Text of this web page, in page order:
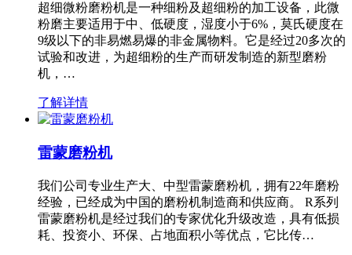
超细微粉磨粉机是一种细粉及超细粉的加工设备，此微
粉磨主要适用于中、低硬度，湿度小于6%，莫氏硬度在
9级以下的非易燃易爆的非金属物料。它是经过20多次的
试验和改进，为超细粉的生产而研发制造的新型磨粉
机，…
了解详情
雷蒙磨粉机
我们公司专业生产大、中型雷蒙磨粉机，拥有22年磨粉
经验，已经成为中国的磨粉机制造商和供应商。 R系列
雷蒙磨粉机是经过我们的专家优化升级改造，具有低损
耗、投资小、环保、占地面积小等优点，它比传…